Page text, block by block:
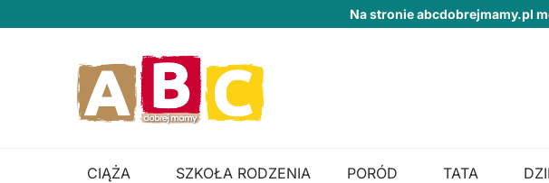
Na stronie abcdobrejmamy.pl
CIĄŻA SZKOŁA RODZENIA PORÓD TATA